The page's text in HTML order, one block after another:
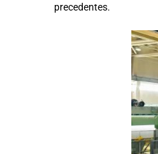
precedentes.